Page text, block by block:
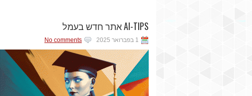
AI-TIPS אתר חדש בעמל
1 בפברואר 2025 No comments